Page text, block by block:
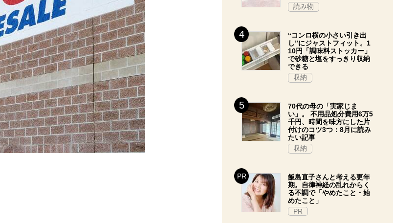
読み物
“コンロ横の小さい引き出
し”にジャストフィット。1
10円「調味料ストッカー」
で砂糖と塩をすっきり収納
できる
収納
70代の母の「実家じま
い」。 不用品処分費用6万5
千円、時間を味方にした片
付けのコツ3つ：8月に読み
たい記事
収納
飯島直子さんと考える更年
期。自律神経の乱れからく
る不調で「やめたこと・始
めたこと」
PR